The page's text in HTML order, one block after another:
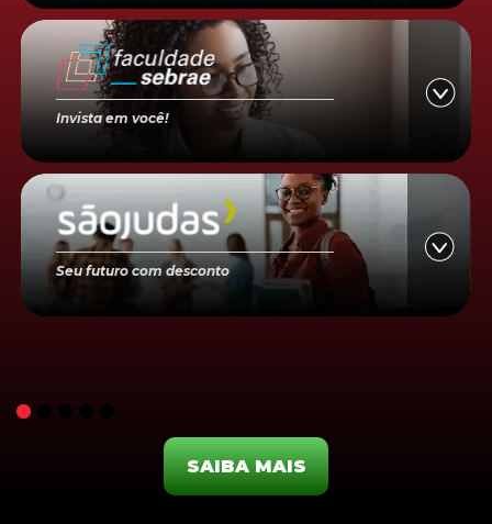
Invista em você!
Seu futuro com desconto
SAIBA MAIS